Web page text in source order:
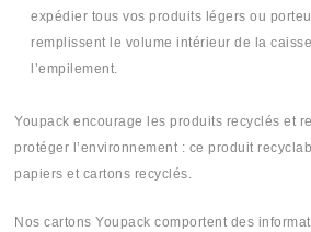
expédier tous vos produits légers ou
remplissent le volume intérieur de la
l’empilement.
Youpack encourage les produits recyclés et
protéger l’environnement : ce produit
papiers et cartons recyclés.
Nos cartons Youpack comportent des